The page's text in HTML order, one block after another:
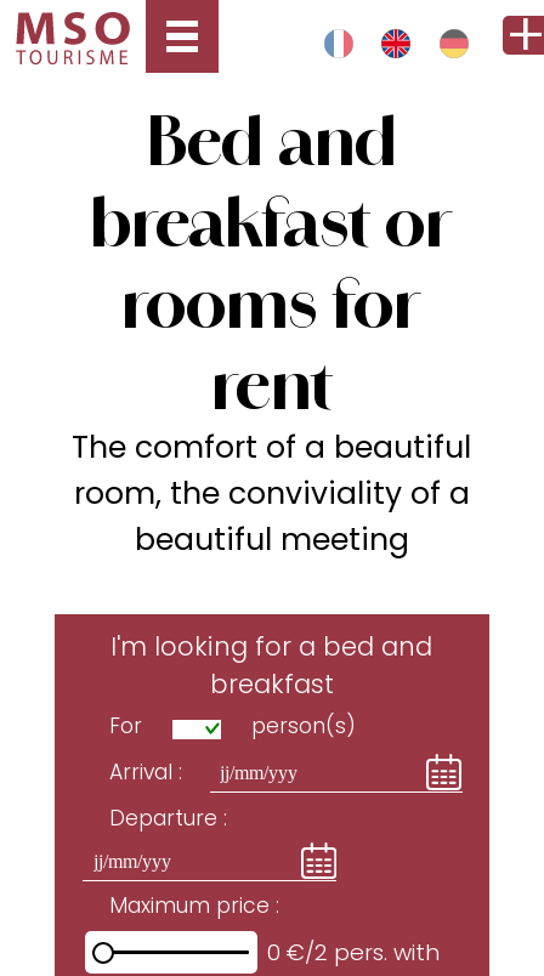
Bed and
breakfast or
rooms for
rent
The comfort of a beautiful
room, the conviviality of a
beautiful meeting
I'm looking for a bed and
breakfast
For
person(s)
Arrival :
Departure :
Maximum price :
0 €/2 pers. with